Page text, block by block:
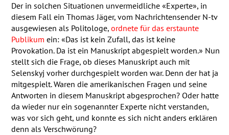
Der in solchen Situationen unvermeidliche «Experte», in
diesem Fall ein Thomas Jäger, vom Nachrichtensender N-tv
ausgewiesen als Politologe, ordnete für das erstaunte
Publikum ein: «Das ist kein Zufall, das ist keine
Provokation. Da ist ein Manuskript abgespielt worden.» Nun
stellt sich die Frage, ob dieses Manuskript auch mit
Selenskyj vorher durchgespielt worden war. Denn der hat ja
mitgespielt. Waren die amerikanischen Fragen und seine
Antworten in diesem Manuskript abgesprochen? Oder hatte
da wieder nur ein sogenannter Experte nicht verstanden,
was vor sich geht, und konnte es sich nicht anders erklären
denn als Verschwörung?